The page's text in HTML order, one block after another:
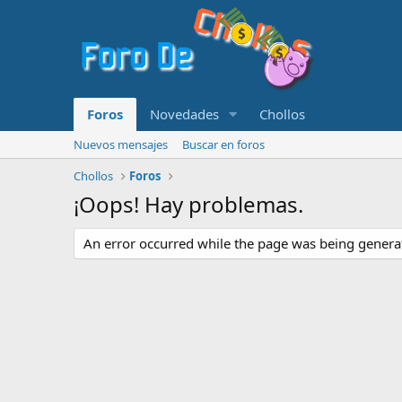
Foros Novedades Chollos
Nuevos mensajes
Buscar en foros
Chollos
Foros
¡Oops! Hay problemas.
An error occurred while the page was being